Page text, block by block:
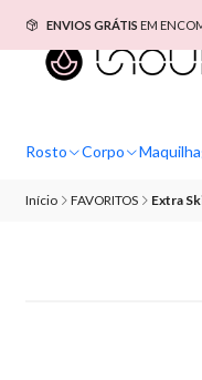
Rosto Corpo
ENVIOS GRÁTIS EM
Início FAVORITOS Extra